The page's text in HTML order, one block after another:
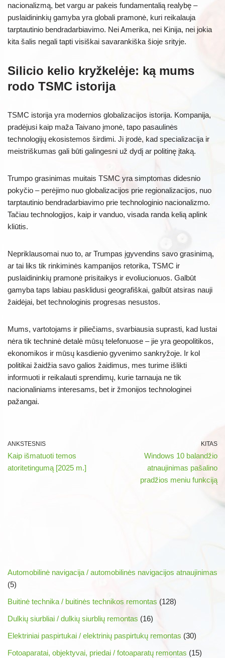
nacionalizmą, bet vargu ar pakeis fundamentalią realybę –
puslaidininkių gamyba yra globali pramonė, kuri reikalauja
tarptautinio bendradarbiavimo. Nei Amerika, nei Kinija, nei jokia
kita šalis negali tapti visiškai savarankiška šioje srityje.
Silicio kelio kryžkelėje: ką mums
rodo TSMC istorija
TSMC istorija yra modernios globalizacijos istorija. Kompanija,
pradėjusi kaip maža Taivano įmonė, tapo pasaulinės
technologijų ekosistemos širdimi. Ji įrodė, kad specializacija ir
meistriškumas gali būti galingesni už dydį ar politinę įtaką.
Trumpo grasinimas muitais TSMC yra simptomas didesnio
pokyčio – perėjimo nuo globalizacijos prie regionalizacijos, nuo
tarptautinio bendradarbiavimo prie technologinio nacionalizmo.
Tačiau technologijos, kaip ir vanduo, visada randa kelią aplink
kliūtis.
Nepriklausomai nuo to, ar Trumpas įgyvendins savo grasinimą,
ar tai liks tik rinkiminės kampanijos retorika, TSMC ir
puslaidininkių pramonė prisitaikys ir evoliucionuos. Galbūt
gamyba taps labiau pasklidusi geografiškai, galbūt atsiras nauji
žaidėjai, bet technologinis progresas nesustos.
Mums, vartotojams ir piliečiams, svarbiausia suprasti, kad lustai
nėra tik techninė detalė mūsų telefonuose – jie yra geopolitikos,
ekonomikos ir mūsų kasdienio gyvenimo sankryžoje. Ir kol
politikai žaidžia savo galios žaidimus, mes turime išlikti
informuoti ir reikalauti sprendimų, kurie tarnauja ne tik
nacionaliniams interesams, bet ir žmonijos technologinei
pažangai.
ANKSTESNIS
Kaip išmatuoti temos
atoritetingumą [2025 m.]
KITAS
Windows 10 balandžio
atnaujinimas pašalino
pradžios meniu funkciją
Automobilinė navigacija / automobilinės navigacijos atnaujinimas
(5)
Buitinė technika / buitinės technikos remontas (128)
Dulkių siurbliai / dulkių siurblių remontas (16)
Elektriniai paspirtukai / elektrinių paspirtukų remontas (30)
Fotoaparatai, objektyvai, priedai / fotoaparatų remontas (15)